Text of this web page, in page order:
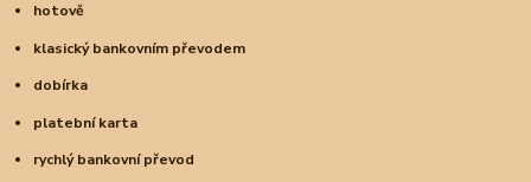
hotově
klasický bankovním převodem
dobírka
platební karta
rychlý bankovní převod